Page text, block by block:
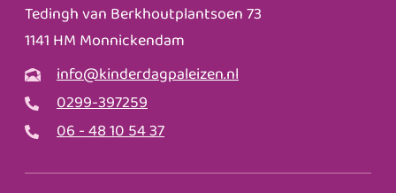
Tedingh van Berkhoutplantsoen 73
1141 HM Monnickendam
info@kinderdagpaleizen.nl
0299-397259
06 - 48 10 54 37